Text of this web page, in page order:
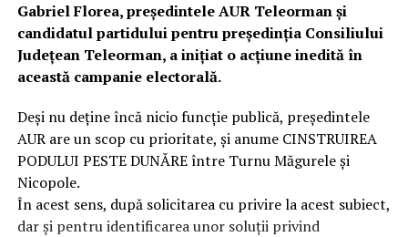
Gabriel Florea, președintele AUR Teleorman și
candidatul partidului pentru președinția Consiliului
Județean Teleorman, a inițiat o acțiune inedită în
această campanie electorală.
Deși nu deține încă nicio funcție publică, președintele
AUR are un scop cu prioritate, și anume CINSTRUIREA
PODULUI PESTE DUNĂRE între Turnu Măgurele și
Nicopole.
În acest sens, după solicitarea cu privire la acest subiect,
dar și pentru identificarea unor soluții privind